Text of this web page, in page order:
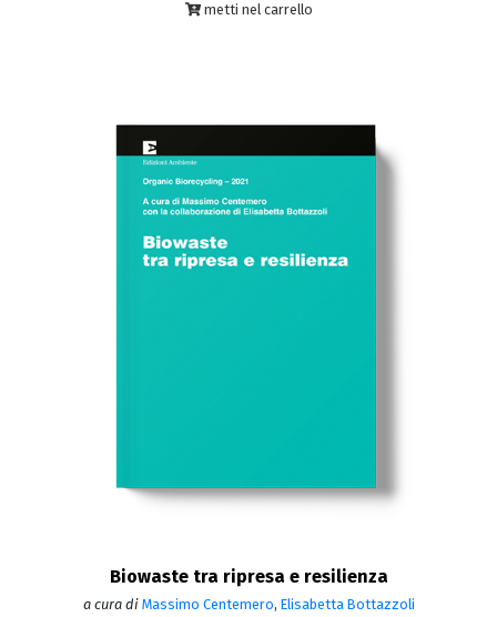
metti nel carrello
Biowaste tra ripresa e resilienza
a cura di Massimo Centemero, Elisabetta Bottazzoli